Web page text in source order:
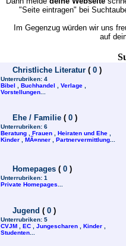
"Seite eintragen" bei
Im Gegenzug würden wir uns
auf
Christliche Literatur ( 0 )
Unterrubriken: 4
Bibel
Buchhandel Verlage
Vorstellungen
Ehe / Familie ( 0 )
Unterrubriken: 6
Beratung
Frauen Heiraten und Ehe
Kinder
MÃ¤nner Partnervermittlung
Homepages ( 0 )
Unterrubriken: 1
Private Homepages
Jugend ( 0 )
Unterrubriken: 5
CVJM
EC Jungescharen Kinder
Studenten